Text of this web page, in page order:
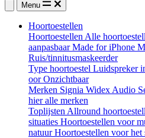
Menu
Hoortoestellen
HoortoestellenAlle
aanpasbaarMade for iPhone
Ruis/tinnitusmaskeerder
Type hoortoestel Luidspreker
oorOnzichtbaar
Merken Signia WidexAudio
hier alle merken
ToplijstenAllround
situaties Hoortoestellen voor
natuurHoortoestellen voor het